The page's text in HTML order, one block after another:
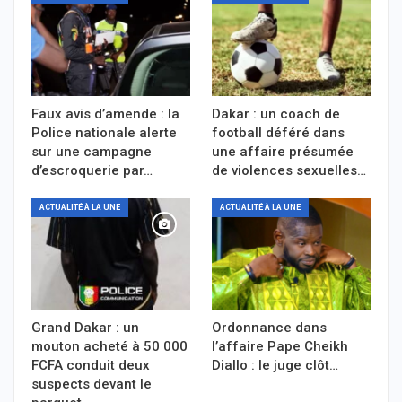
Faux avis d’amende : la
Police nationale alerte
sur une campagne
d’escroquerie par…
Dakar : un coach de
football déféré dans
une affaire présumée
de violences sexuelles…
ACTUALITÉ À LA UNE
Grand Dakar : un
mouton acheté à 50 000
FCFA conduit deux
suspects devant le
ACTUALITÉ À LA UNE
Ordonnance dans
l’affaire Pape Cheikh
Diallo : le juge clôt…